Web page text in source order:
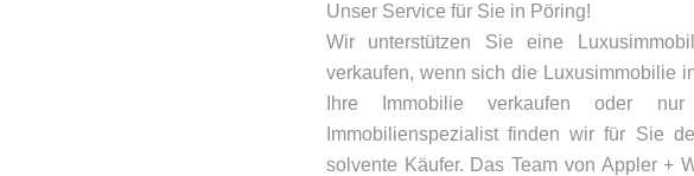
Unser Service für Sie in Pöring!
Wir unterstützen Sie eine
verkaufen, wenn sich die Luxusimmobilie
Ihre Immobilie verkaufen oder
Immobilienspezialist finden wir für Sie
solvente Käufer. Das Team von Appler +